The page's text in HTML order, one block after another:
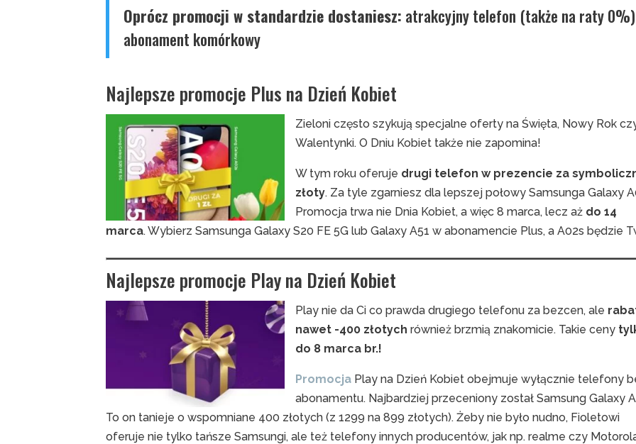
Oprócz promocji w standardzie dostaniesz: atrakcyjny telefon (także na raty
abonament komórkowy
Najlepsze promocje Plus na Dzień Kobiet
Zieloni często szykują specjalne oferty na Święta, Nowy Rok
Walentynki. O Dniu Kobiet także nie zapomina!
W tym roku oferuje drugi telefon w prezencie za
złoty. Za tyle zgarniesz dla lepszej połowy Samsunga Galaxy
Promocja trwa nie Dnia Kobiet, a więc 8 marca, lecz aż do 14
marca. Wybierz Samsunga Galaxy S20 FE 5G lub Galaxy A51 w abonamencie Plus, a A02s będzie
Najlepsze promocje Play na Dzień Kobiet
Play nie da Ci co prawda drugiego telefonu za bezcen, ale
nawet -400 złotych również brzmią znakomicie. Takie ceny
do 8 marca br.!
Promocja Play na Dzień Kobiet obejmuje wyłącznie telefony
abonamentu. Najbardziej przeceniony został Samsung Galaxy
To on tanieje o wspomniane 400 złotych (z 1299 na 899 złotych). Żeby nie było nudno, Fioletowi
oferuje nie tylko tańsze Samsungi, ale też telefony innych producentów, jak np. realme czy